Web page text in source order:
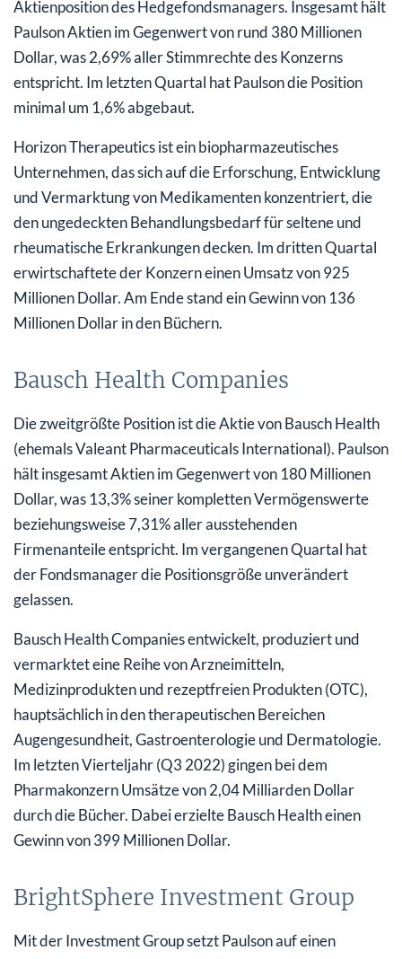
Aktienposition des Hedgefondsmanagers. Insgesamt hält
Paulson Aktien im Gegenwert von rund 380 Millionen
Dollar, was 2,69% aller Stimmrechte des Konzerns
entspricht. Im letzten Quartal hat Paulson die Position
minimal um 1,6% abgebaut.
Horizon Therapeutics ist ein biopharmazeutisches
Unternehmen, das sich auf die Erforschung, Entwicklung
und Vermarktung von Medikamenten konzentriert, die
den ungedeckten Behandlungsbedarf für seltene und
rheumatische Erkrankungen decken. Im dritten Quartal
erwirtschaftete der Konzern einen Umsatz von 925
Millionen Dollar. Am Ende stand ein Gewinn von 136
Millionen Dollar in den Büchern.
Bausch Health Companies
Die zweitgrößte Position ist die Aktie von Bausch Health
(ehemals Valeant Pharmaceuticals International). Paulson
hält insgesamt Aktien im Gegenwert von 180 Millionen
Dollar, was 13,3% seiner kompletten Vermögenswerte
beziehungsweise 7,31% aller ausstehenden
Firmenanteile entspricht. Im vergangenen Quartal hat
der Fondsmanager die Positionsgröße unverändert
gelassen.
Bausch Health Companies entwickelt, produziert und
vermarktet eine Reihe von Arzneimitteln,
Medizinprodukten und rezeptfreien Produkten (OTC),
hauptsächlich in den therapeutischen Bereichen
Augengesundheit, Gastroenterologie und Dermatologie.
Im letzten Vierteljahr (Q3 2022) gingen bei dem
Pharmakonzern Umsätze von 2,04 Milliarden Dollar
durch die Bücher. Dabei erzielte Bausch Health einen
Gewinn von 399 Millionen Dollar.
BrightSphere Investment Group
Mit der Investment Group setzt Paulson auf einen